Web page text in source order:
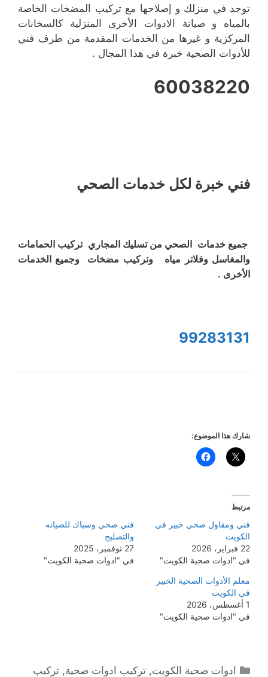
توجد في منزلك و إصلاحها مع تركيب المضخات الخاصة
بالمياه و صيانة الادوات الأخرى المنزلية كالسخانات
المركزية و غيرها من الخدمات المقدمة من طرف فني
للأدوات الصحية خبرة في هذا المجال .
60038220
فني خبرة لكل خدمات الصحي
جميع خدمات الصحي من تسليك المجاري تركيب الحمامات
والمغاسل وفلاتر مياه وتركيب مضخات وجميع الخدمات
الأخرى .
99283131
شارك هذا الموضوع:
مرتبط
فني ومقاول صحي خبير في
الكويت
22 فبراير، 2026
في "ادوات صحية الكويت"
فني صحي وسباك للصيانه
والتصليح
27 نوفمبر، 2025
في "ادوات صحية الكويت"
معلم الأدوات الصحية الخبير
في الكويت
1 أغسطس، 2026
في "ادوات صحية الكويت"
التصنيفات
ادوات صحية الكويت,تركيب ادوات صحية,تركيب